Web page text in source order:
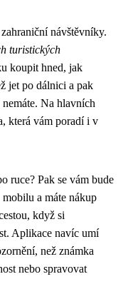
návštěvníky.
turistických
koupit hned, jak
jet po dálnici a pak
Na hlavních
která vám poradí i v
ruce? Pak se vám bude
a máte nákup
když si
Aplikace navíc umí
než známka
nebo spravovat